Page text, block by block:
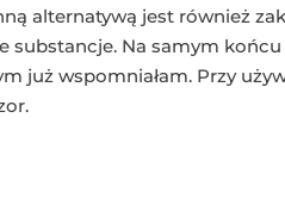
alternatywą jest również
substancje. Na samym
już wspomniałam. Przy